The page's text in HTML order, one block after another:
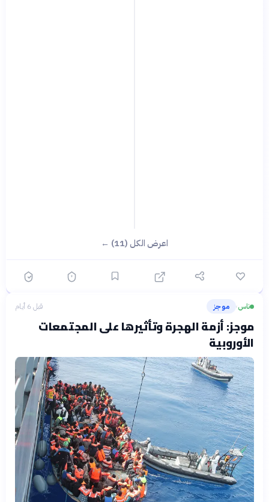
اعرض الكل (11) ←
ناس› موجز قبل 6 أيام
موجز: أزمة الهجرة وتأثيرها على المجتمعات
الأوروبية